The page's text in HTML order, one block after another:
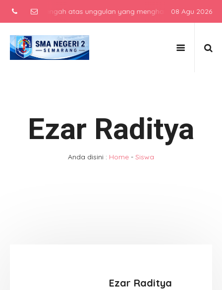
menengah atas unggulan yang menghasilkan lulusan
08 Agu 2026
Ezar Raditya
Anda disini : Home - Siswa
Ezar Raditya